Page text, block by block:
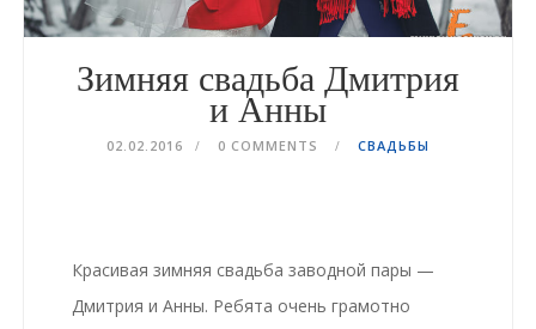
Зимняя свадьба Дмитрия
и Анны
02.02.2016 0 COMMENTS СВАДЬБЫ
Красивая зимняя свадьба заводной пары —
Дмитрия и Анны. Ребята очень грамотно